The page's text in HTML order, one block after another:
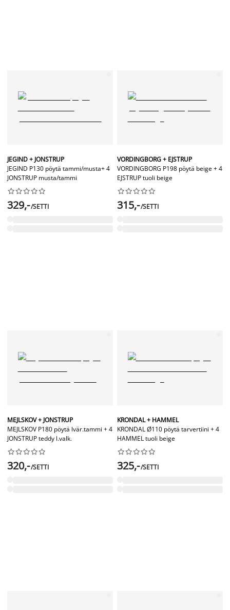
JEGIND + JONSTRUP
JEGIND P130 pöytä tammi/musta+ 4
JONSTRUP musta/tammi






329,-/SETTI
VORDINGBORG + EJSTRUP
VORDINGBORG P198 pöytä beige + 4
EJSTRUP tuoli beige






315,-/SETTI
MEJLSKOV + JONSTRUP
MEJLSKOV P180 pöytä lvär.tammi + 4
JONSTRUP teddy l.valk.






320,-/SETTI
KRONDAL + HAMMEL
KRONDAL Ø110 pöytä tarvertiini + 4
HAMMEL tuoli beige






325,-/SETTI